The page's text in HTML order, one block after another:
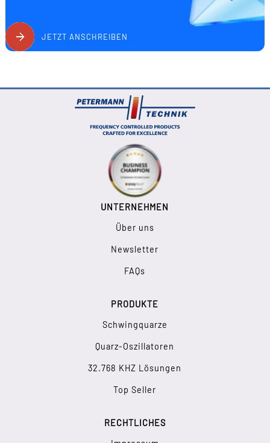
JETZT ANSCHREIBEN
UNTERNEHMEN
Über uns
Newsletter
FAQs
PRODUKTE
Schwingquarze
Quarz-Oszillatoren
32.768 KHZ Lösungen
Top Seller
RECHTLICHES